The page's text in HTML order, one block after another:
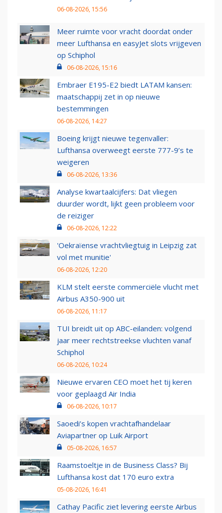
06-08-2026, 15:56
Meer ruimte voor vracht doordat onder
meer Lufthansa en easyJet slots vrijgeven
op Schiphol
06-08-2026, 15:16
Embraer E195-E2 biedt LATAM kansen:
maatschappij zet in op nieuwe
bestemmingen
06-08-2026, 14:27
Boeing krijgt nieuwe tegenvaller:
Lufthansa overweegt eerste 777-9’s te
weigeren
06-08-2026, 13:36
Analyse kwartaalcijfers: Dat vliegen
duurder wordt, lijkt geen probleem voor
de reiziger
06-08-2026, 12:22
'Oekraïense vrachtvliegtuig in Leipzig zat
vol met munitie'
06-08-2026, 12:20
KLM stelt eerste commerciële vlucht met
Airbus A350-900 uit
06-08-2026, 11:17
TUI breidt uit op ABC-eilanden: volgend
jaar meer rechtstreekse vluchten vanaf
Schiphol
06-08-2026, 10:24
Nieuwe ervaren CEO moet het tij keren
voor geplaagd Air India
06-08-2026, 10:17
Saoedi’s kopen vrachtafhandelaar
Aviapartner op Luik Airport
05-08-2026, 16:57
Raamstoeltje in de Business Class? Bij
Lufthansa kost dat 170 euro extra
05-08-2026, 16:41
Cathay Pacific ziet levering eerste Airbus